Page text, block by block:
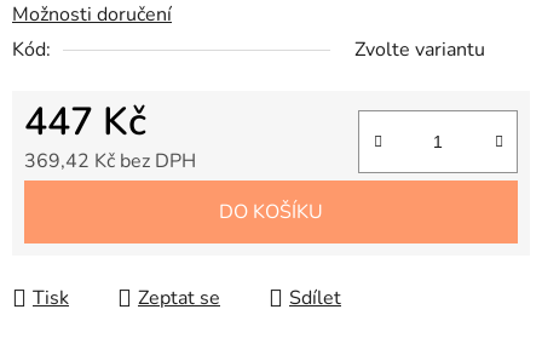
Možnosti doručení
Kód:
Zvolte variantu
447 Kč
369,42 Kč bez DPH
DO KOŠÍKU
Tisk Zeptat se Sdílet